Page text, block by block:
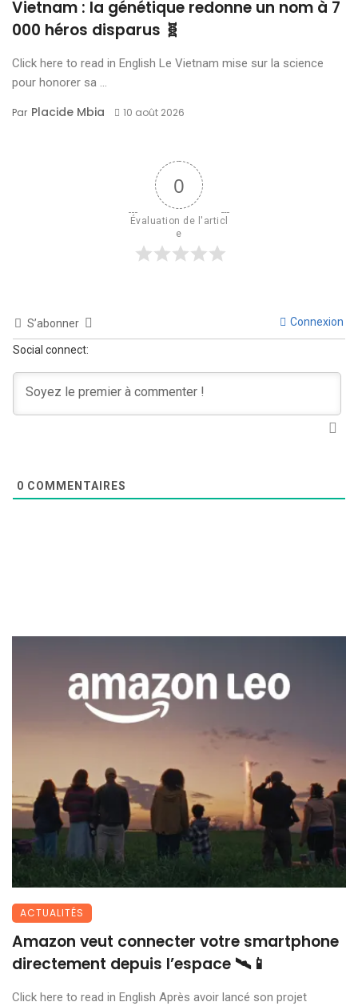
Vietnam : la génétique redonne un nom à 7
000 héros disparus 🧬
Click here to read in English Le Vietnam mise sur la science
pour honorer sa ...
Par Placide Mbia 10 août 2026
0
Évaluation de l'articl
e
S’abonner Connexion
Social connect:
0 COMMENTAIRES
ACTUALITÉS
Amazon veut connecter votre smartphone
directement depuis l’espace 🛰️📱
Click here to read in English Après avoir lancé son projet